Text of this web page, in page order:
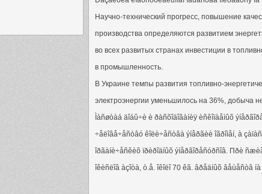
Научно-технический прогресс, повышение
производства определяются развитием
во всех развитых странах инвестиции в
в промышленность.
В Украине темпы развития топливно-
электроэнергии уменьшилось на 36%, добыча
Ìàñøòàá äîáû÷è è ðàñõîäîâàíèÿ èñêîïàåìûõ
÷åëîâå÷åñòâó êîëè÷åñòâà ýíåðãèè îãðîìåí, à
îðãàíè÷åñêèõ ïðèðîäíûõ ýíåðãîðåñóðñîâ. Пðè
îêèñëîâ àçîòà, ò.å. îêîëî 70 êã. âðåäíûõ âåùåñòâ